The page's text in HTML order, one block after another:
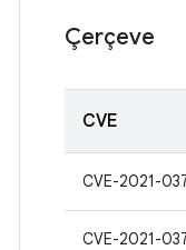
Çerçeve
CVE
CVE-2021-
CVE-2021-